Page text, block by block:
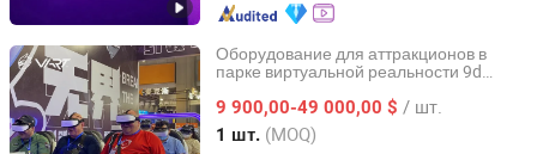
Оборудование для аттракционов в
парке виртуальной реальности 9d
торгового центра
9 900,00-49 000,00 $ / шт.
1 шт. (MOQ)
Guangzhou Longcheng Electronics Co., Ltd.
Guangdong, China с 2024